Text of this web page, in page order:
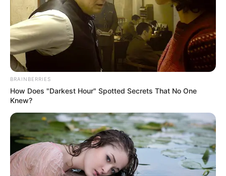
ΤΑ ΠΙΟ ΔΗΜΟΦΙΛΗ
BRAINBERRIES
How Does "Darkest Hour" Spotted Secrets That No One
Knew?